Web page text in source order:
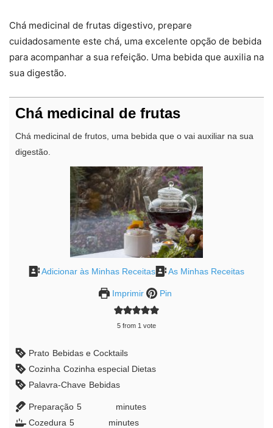
Chá medicinal de frutas digestivo, prepare
cuidadosamente este chá, uma excelente opção de bebida
para acompanhar a sua refeição. Uma bebida que auxilia na
sua digestão.
Chá medicinal de frutas
Chá medicinal de frutos, uma bebida que o vai auxiliar na sua
digestão.
Adicionar às Minhas Receitas As Minhas Receitas
Imprimir Pin
5 from 1 vote
Prato Bebidas e Cocktails
Cozinha Cozinha especial Dietas
Palavra-Chave Bebidas
Preparação 5minutes
minutes
Cozedura 5minutes minutes